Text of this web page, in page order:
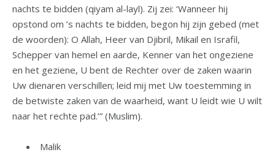
nachts te bidden (qiyam al-layl). Zij zei: ‘Wanneer hij
opstond om ’s nachts te bidden, begon hij zijn gebed (met
de woorden): O Allah, Heer van Djibril, Mikail en Israfil,
Schepper van hemel en aarde, Kenner van het ongeziene
en het geziene, U bent de Rechter over de zaken waarin
Uw dienaren verschillen; leid mij met Uw toestemming in
de betwiste zaken van de waarheid, want U leidt wie U wilt
naar het rechte pad.’” (Muslim).
Malik